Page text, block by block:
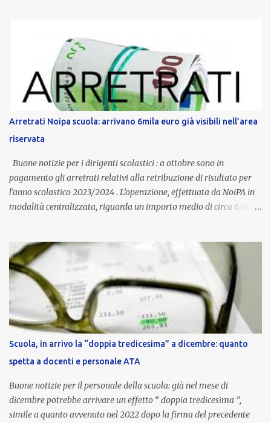
dedicato alle donne vittime di violenza di genere, in linea con la
normativa nazionale e con l’obiettivo di offrire maggiore tutela e
supporto in situazioni delicate. L’indennità provinciale per i docenti
è un unicum in Italia: si tratta di una misura esclusiva della
Provincia autonoma di Bolzano, che integra in maniera stabile lo
stipendio nazionale grazie alle prerogative garantite
dall’autonomia locale. Non è un bonus temporaneo né un
compenso accessorio, ma una voce strutturale di retribuzione,
aggiornata periodicamente in base al cost...
Arretrati Noipa scuola: arrivano 6mila euro già visibili nell’area
riservata
Buone notizie per i dirigenti scolastici : a ottobre sono in
pagamento gli arretrati relativi alla retribuzione di risultato per
l’anno scolastico 2023/2024 . L’operazione, effettuata da NoiPA in
modalità centralizzata, riguarda un importo medio di circa 6.000
ordinaria di ottobre . Cos’è la retribuzione di risultato La
retribuzione di risultato rappresenta la parte variabile dello
stipendio dei dirigenti scolastici. Viene corrisposta per valorizzare
la qualità dell’attività svolta, la gestione delle risorse e il
raggiungimento degli obiettivi fissati dal Ministero dell’Istruzione
e del Merito (MIM) . Per l’anno scolastico 2023/2024, il MIM ha
completato la procedura di valutazione e trasmesso i dati a NoiPA,
che ha poi disposto la liquidazione automatica in busta paga . Gli
importi e le trattenute L’importo medio lordo riconosciuto è di 6....
Scuola, in arrivo la “doppia tredicesima” a dicembre: quanto
spetta a docenti e personale ATA
Buone notizie per il personale della scuola: già nel mese di
dicembre potrebbe arrivare un effetto “ doppia tredicesima ”,
simile a quanto avvenuto nel 2022 dopo la firma del precedente